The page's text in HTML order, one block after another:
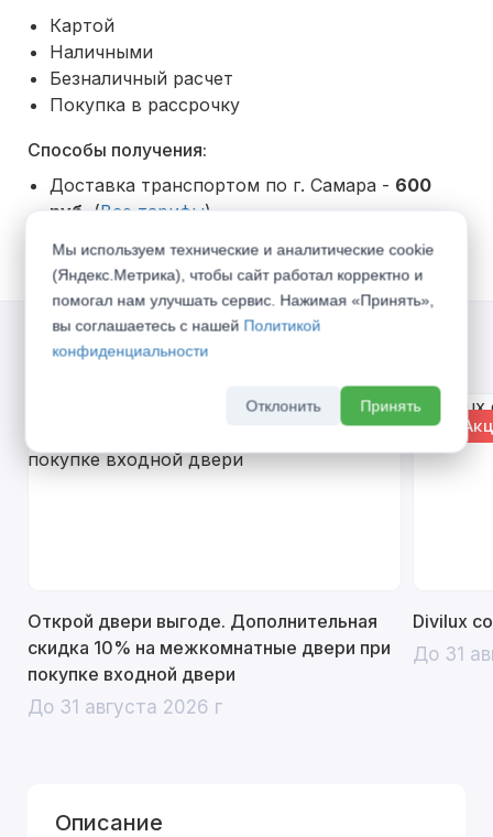
Картой
Наличными
Безналичный расчет
Покупка в рассрочку
Способы получения:
Доставка транспортом по г. Самара - 600
руб. (Все тарифы)
Самовывоз со склада
Акции
Открой двери выгоде. Дополнительная
скидка 10% на межкомнатные двери при
покупке входной двери
До 31 августа 2026 г
%
Divilux
До 31
Описание
Мы используем технические и аналитические cookie
(Яндекс.Метрика), чтобы сайт работал корректно и
помогал нам улучшать сервис. Нажимая «Принять»,
вы соглашаетесь с нашей Политикой
конфиденциальности
Отклонить Принять